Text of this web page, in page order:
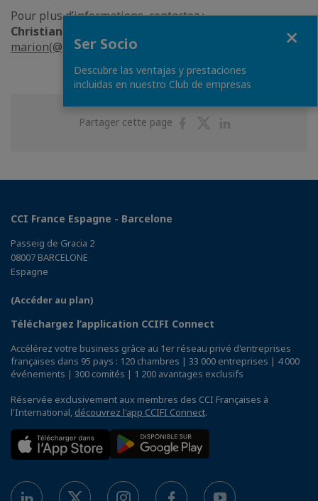
Pour plus d’informations, contactez :
Christian Marion
marion(@)camarafrancesa.es
Partager cette page
PartagerPartager
CCI France Espagne - Barcelone
Passeig de Gracia 2
08007 BARCELONE
Espagne
(Accéder au plan)
Téléchargez l’application CCIFI Connect
Accélérez votre business grâce au 1er réseau privé d'entreprises
françaises dans 95 pays : 120 chambres | 33 000 entreprises | 4 000
événements | 300 comités | 1 200 avantages exclusifs
Réservée exclusivement aux membres des CCI Françaises à
l'International, découvrez l'app CCIFI Connect.
Ser Socio
Descubre las ventajas y prestaciones
incluidas en nuestro Club de empresas